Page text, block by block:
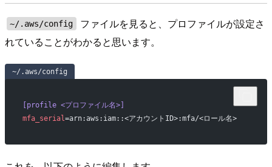
~/.aws/config
ファイルを見ると、プロファイルが設定さ
れていることがわかると思います。
~/.aws/config
[profile <プロファイル名>]
mfa_serial =arn:aws:iam::<アカウントID>:mfa/<ロール名>